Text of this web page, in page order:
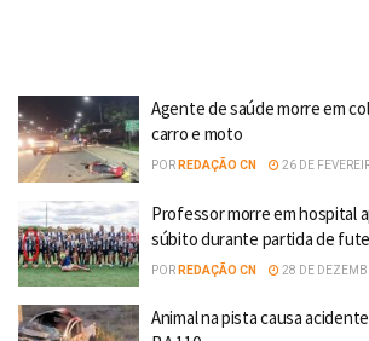
Agente de saúde morre em
carro e moto
POR REDAÇÃO CN 26 DE
Professor morre em hospital
súbito durante partida de
POR REDAÇÃO CN 28 DE
Animal na pista causa